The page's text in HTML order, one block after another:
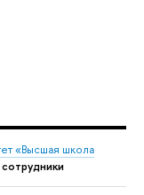
«Высшая школа